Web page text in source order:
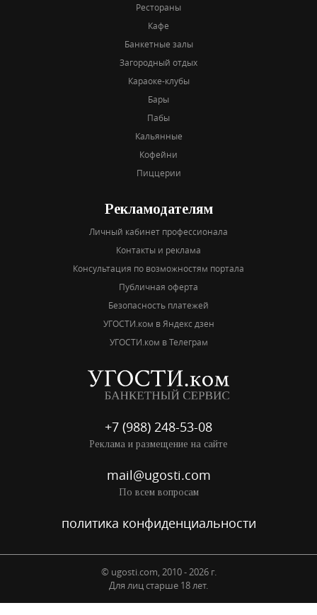
Рестораны
Кафе
Банкетные залы
Загородный отдых
Караоке-клубы
Бары
Пабы
Кальянные
Кофейни
Пиццерии
Рекламодателям
Личный кабинет профессионала
Контакты и реклама
Консультация по возможностям портала
Публичная оферта
Безопасность платежей
УГОСТИ.ком в Яндекс дзен
УГОСТИ.ком в Телеграм
+7 (988) 248-53-08
Реклама и размещение на сайте
mail@ugosti.com
По всем вопросам
политика конфиденциальности
© ugosti.com, 2010 - 2026 г.
Для лиц старше 18 лет.